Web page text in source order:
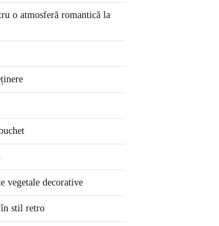
o atmosferă romantică la
vegetale decorative
stil retro